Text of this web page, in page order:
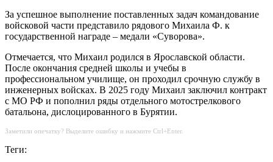
За успешное выполнение поставленных задач командование
войсковой части представило рядового Михаила Ф. к
государственной награде – медали «Суворова».
Отмечается, что Михаил родился в Ярославской области.
После окончания средней школы и учебы в
профессиональном училище, он проходил срочную службу в
инженерных войсках. В 2025 году Михаил заключил контракт
с МО РФ и пополнил ряды отдельного мотострелкового
батальона, дислоцированного в Бурятии.
Заметили опечатку? Выделите ошибку и нажмите Ctrl+Enter.
Теги: